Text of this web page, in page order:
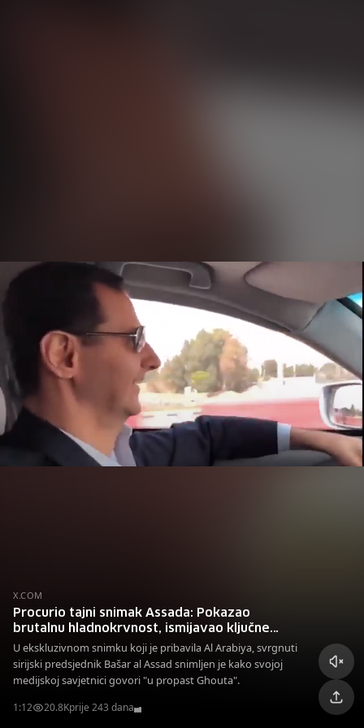
X.COM
Procurio tajni snimak Assada: Pokazao
brutalnu hladnokrvnost, ismijavao ključne
saveznike
U ekskluzivnom snimku koji je pribavila Al Arabiya, svrgnuti
sirijski predsjednik Bašar al Assad snimljen je kako svojoj
medijskoj savjetnici govori "u propast Ghouta".
1:12 20.8Kprije 243 dana